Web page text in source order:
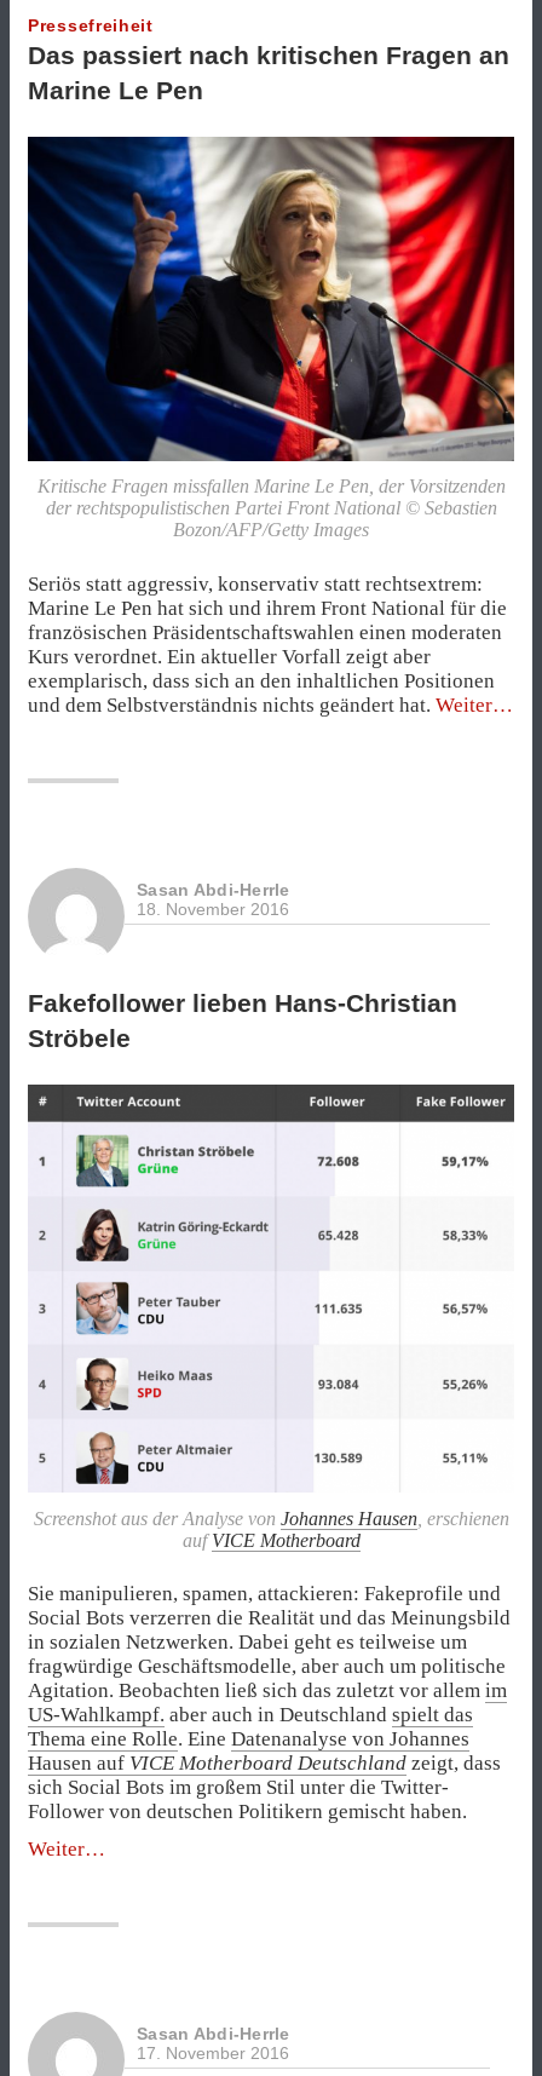
Pressefreiheit
Das passiert nach kritischen Fragen an
Marine Le Pen
Kritische Fragen missfallen Marine Le Pen, der Vorsitzenden
der rechtspopulistischen Partei Front National © Sebastien
Bozon/AFP/Getty Images
Seriös statt aggressiv, konservativ statt rechtsextrem:
Marine Le Pen hat sich und ihrem Front National für die
französischen Präsidentschaftswahlen einen moderaten
Kurs verordnet. Ein aktueller Vorfall zeigt aber
exemplarisch, dass sich an den inhaltlichen Positionen
und dem Selbstverständnis nichts geändert hat. Weiter„Das
Sasan Abdi-Herrle
18. November 2016
Fakefollower lieben Hans-Christian
Ströbele
Screenshot aus der Analyse von Johannes Hausen, erschienen
aufVICE Motherboard
Sie manipulieren, spamen, attackieren: Fakeprofile und
Social Bots verzerren die Realität und das Meinungsbild
in sozialen Netzwerken. Dabei geht es teilweise um
fragwürdige Geschäftsmodelle, aber auch um politische
Agitation. Beobachten ließ sich das zuletzt vor allem im
US-Wahlkampf. aber auch in Deutschland spielt das
Thema eine Rolle. Eine Datenanalyse von Johannes
Hausen auf VICE Motherboard Deutschland zeigt, dass
sich Social Bots im großem Stil unter die Twitter-
Follower von deutschen Politikern gemischt haben.
Weiter„Fakefollower
Christian
Sasan Abdi-Herrle
17. November 2016